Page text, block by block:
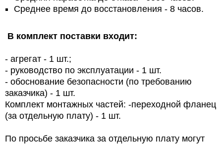
Среднее время до восстановления - 8 часов.
В комплект поставки входит:
- агрегат - 1 шт.;
- руководство по эксплуатации - 1 шт.
- обоснование безопасности (по требованию
заказчика) - 1 шт.
Комплект монтажных частей: -переходной фланец
(за отдельную плату) - 1 шт.
По просьбе заказчика за отдельную плату могут